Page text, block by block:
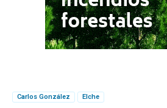
Carlos González Elche